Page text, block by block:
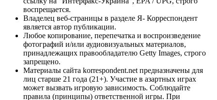
воспрещается.
Владелец веб-страницы в разделе Я- Корреспондент
является автор публикации.
Любое копирование, перепечатка и воспроизведение
фотографий и/или аудиовизуальных материалов,
принадлежащих правообладателю Getty Images, строго
запрещено.
Материалы сайта korrespondent.net предназначены для
лиц старше 21 года (21+). Участие в азартных играх
может вызвать игровую зависимость. Соблюдайте
правила (принципы) ответственной игры. При